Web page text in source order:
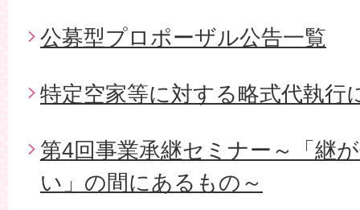
公募型プロポーザル公告一覧
特定空家等に対する略式代執行
第4回事業承継セミナー～「継
い」の間にあるもの～